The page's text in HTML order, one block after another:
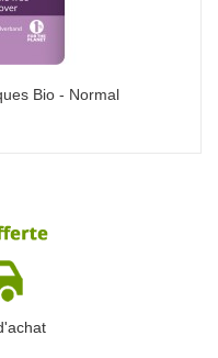
Bio - Normal